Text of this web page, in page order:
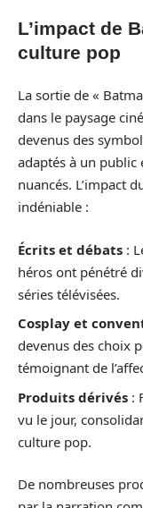
L’impact de
culture pop
La sortie de «
dans le paysage
devenus des
adaptés à un public
nuancés. L’impact
indéniable :
Écrits et débats :
héros ont pénétré
séries télévisées.
Cosplay et
devenus des choix
témoignant de
Produits dérivés :
vu le jour,
culture pop.
De nombreuses